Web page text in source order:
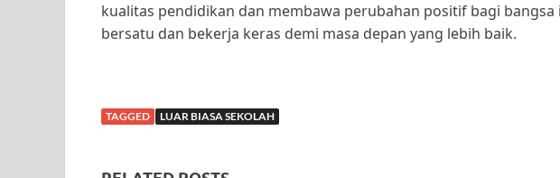
kualitas pendidikan dan membawa perubahan positif bagi
bersatu dan bekerja keras demi masa depan yang lebih baik.
TAGGED LUAR BIASA SEKOLAH